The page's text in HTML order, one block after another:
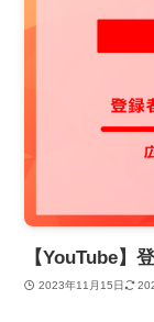
【YouTube】
2023年11月15日